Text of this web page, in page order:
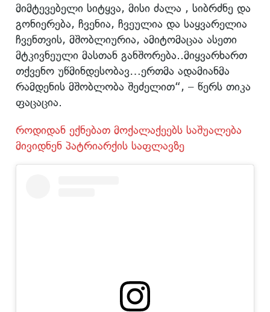
მიმტევებელი სიტყვა, მისი ძალა , სიბრძნე და
გონიერება, ჩვენია, ჩვეულია და საყვარელია
ჩვენთვის, მშობლიურია, ამიტომაცაა ასეთი
მტკივნეული მასთან განშორება..მიყვარხართ
თქვენო უწმინდესობავ…ერთმა ადამიანმა
რამდენის მშობლობა შეძელით“, – წერს თიკა
ფაცაცია.
როდიდან ექნებათ მოქალაქეებს საშუალება
მივიდნენ პატრიარქის საფლავზე